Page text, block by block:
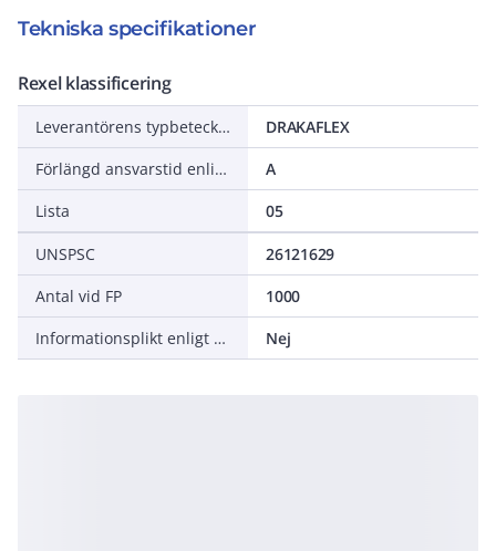
Tekniska specifikationer
Rexel klassificering
Leverantörens typbeteckning
DRAKAFLEX
Förlängd ansvarstid enligt ALEM-09
A
Lista
05
UNSPSC
26121629
Antal vid FP
1000
Informationsplikt enligt REACH
Nej